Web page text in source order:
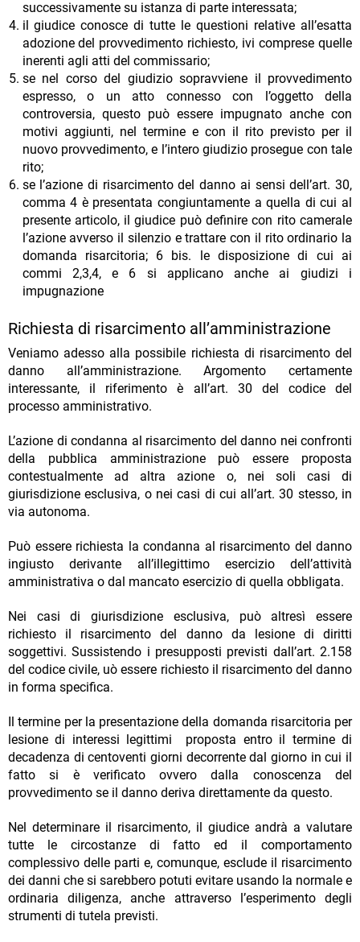
successivamente su istanza di parte interessata;
il giudice conosce di tutte le questioni relative all’esatta
adozione del provvedimento richiesto, ivi comprese quelle
inerenti agli atti del commissario;
se nel corso del giudizio sopravviene il provvedimento
espresso, o un atto connesso con l’oggetto della
controversia, questo può essere impugnato anche con
motivi aggiunti, nel termine e con il rito previsto per il
nuovo provvedimento, e l’intero giudizio prosegue con tale
rito;
se l’azione di risarcimento del danno ai sensi dell’art. 30,
comma 4 è presentata congiuntamente a quella di cui al
presente articolo, il giudice può definire con rito camerale
l’azione avverso il silenzio e trattare con il rito ordinario la
domanda risarcitoria; 6 bis. le disposizione di cui ai
commi 2,3,4, e 6 si applicano anche ai giudizi i
impugnazione
Richiesta di risarcimento all’amministrazione
Veniamo adesso alla possibile richiesta di risarcimento del
danno all’amministrazione. Argomento certamente
interessante, il riferimento è all’art. 30 del codice del
processo amministrativo.
L’azione di condanna al risarcimento del danno nei confronti
della pubblica amministrazione può essere proposta
contestualmente ad altra azione o, nei soli casi di
giurisdizione esclusiva, o nei casi di cui all’art. 30 stesso, in
via autonoma.
Può essere richiesta la condanna al risarcimento del danno
ingiusto derivante all’illegittimo esercizio dell’attività
amministrativa o dal mancato esercizio di quella obbligata.
Nei casi di giurisdizione esclusiva, può altresì essere
richiesto il risarcimento del danno da lesione di diritti
soggettivi. Sussistendo i presupposti previsti dall’art. 2.158
del codice civile, uò essere richiesto il risarcimento del danno
in forma specifica.
Il termine per la presentazione della domanda risarcitoria per
lesione di interessi legittimi proposta entro il termine di
decadenza di centoventi giorni decorrente dal giorno in cui il
fatto si è verificato ovvero dalla conoscenza del
provvedimento se il danno deriva direttamente da questo.
Nel determinare il risarcimento, il giudice andrà a valutare
tutte le circostanze di fatto ed il comportamento
complessivo delle parti e, comunque, esclude il risarcimento
dei danni che si sarebbero potuti evitare usando la normale e
ordinaria diligenza, anche attraverso l’esperimento degli
strumenti di tutela previsti.